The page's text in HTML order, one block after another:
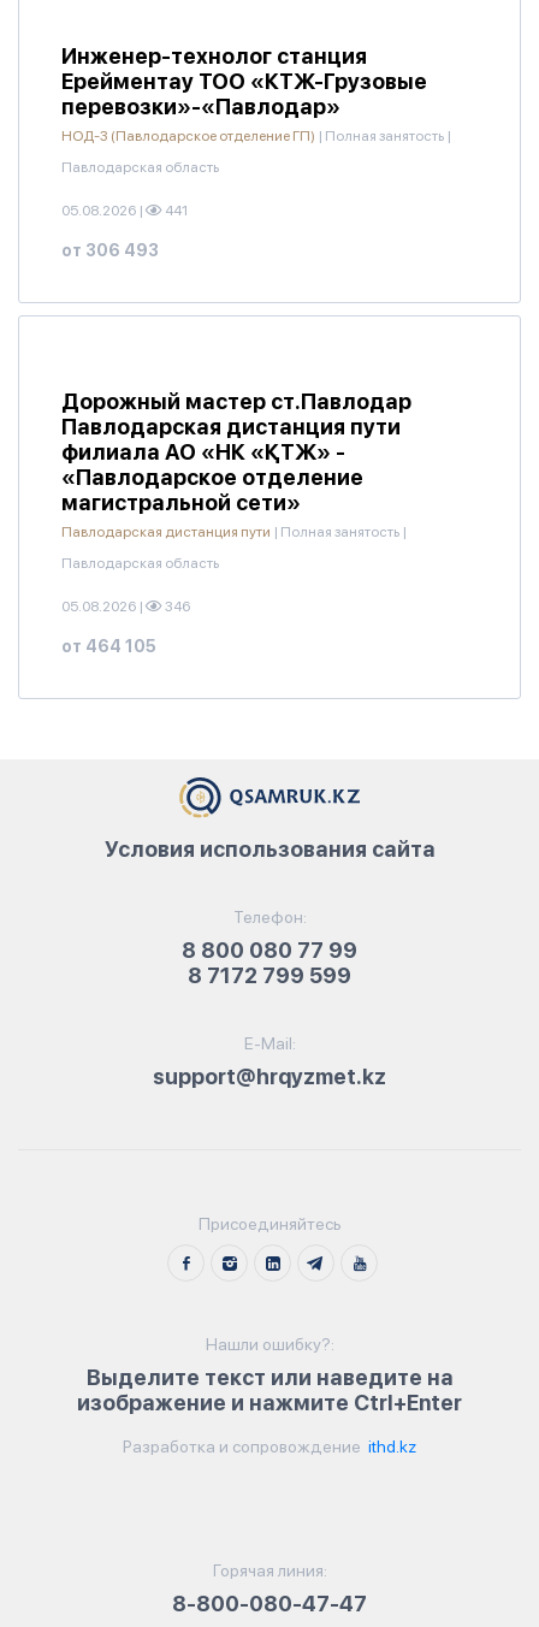
Инженер-технолог станция
Ерейментау ТОО «КТЖ-Грузовые
перевозки»-«Павлодар»
НОД-3 (Павлодарское отделение ГП) | Полная занятость |
Павлодарская область
05.08.2026 | 441
от 306 493
Дорожный мастер ст.Павлодар
Павлодарская дистанция пути
филиала АО «НК «ҚТЖ» -
«Павлодарское отделение
магистральной сети»
Павлодарская дистанция пути | Полная занятость |
Павлодарская область
05.08.2026 | 346
от 464 105
Телефон:
8 800 080 77 99
8 7172 799 599
E-Mail:
support@hrqyzmet.kz
Условия использования сайта
Присоединяйтесь
Нашли ошибку?:
Выделите текст или наведите на
изображение и нажмите Ctrl+Enter
Разработка и сопровождение ithd.kz
Горячая линия:
8-800-080-47-47